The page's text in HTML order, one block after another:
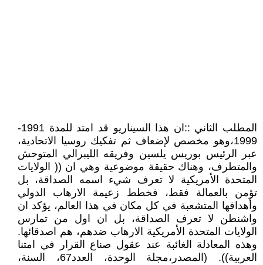
المطلب الثاني ::ان هذا السيناريو قد امتد للمدة 1991-
1999،وهو مخصص لإضعاف ثم تفكيك روسيا الاتحادية،
عبر الرئيس بوريس يلسين وفريقه الليبرالي المتوحش
والمتطرف، وهناك حقيقة موضوعية وهي ان (( الولايات
المتحدة الأمريكية لا تعرف شيء اسمه الصداقة، بل
تؤمن بالعمالة فقط، فخطط زعيمة الارهاب الدولي
وأهدافها المتشعبة في كل مكان في هذا العالم، يؤكد ان
واشنطن لا تعرف الصداقة، بل ان اول من تمارس
الولايات المتحدة الأمريكية الارهاب ضدهم، هم اصدقائها.
وهذه المعادلة الغائبة عند عقول صناع القرار في امتنا
العربية)). (المصدر،مجلة الوحدة، العدد67، السنة،